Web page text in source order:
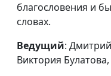
благословения и
словах.
Ведущий:
Виктория
Виртуальное
общение